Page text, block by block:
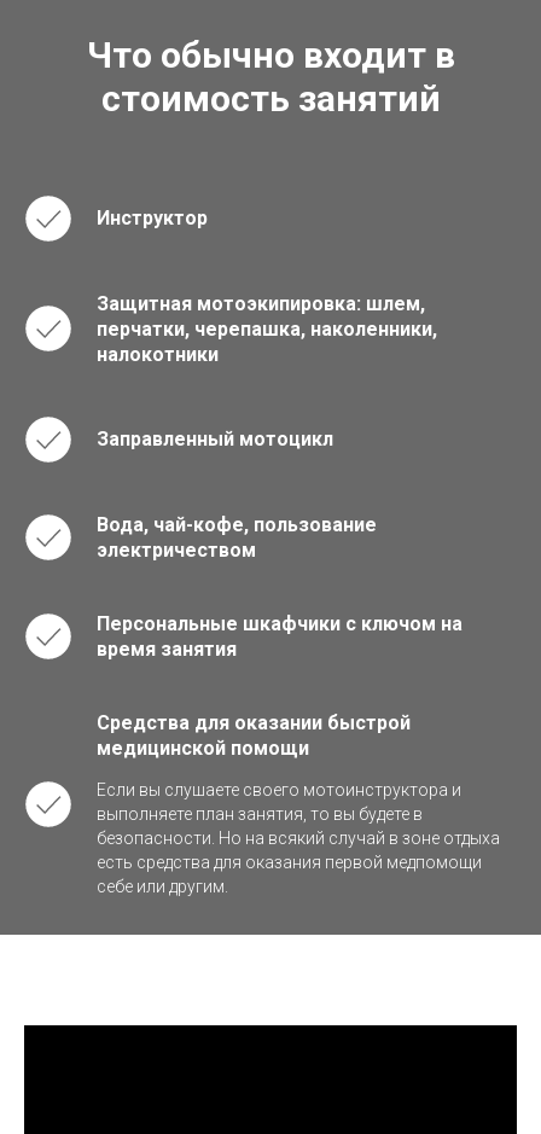
Что обычно входит в
стоимость занятий
Инструктор
Защитная мотоэкипировка: шлем,
перчатки, черепашка, наколенники,
налокотники
Заправленный мотоцикл
Вода, чай-кофе, пользование
электричеством
Персональные шкафчики с ключом на
время занятия
Средства для оказании быстрой
медицинской помощи
Если вы слушаете своего мотоинструктора и
выполняете план занятия, то вы будете в
безопасности. Но на всякий случай в зоне отдыха
есть средства для оказания первой медпомощи
себе или другим.